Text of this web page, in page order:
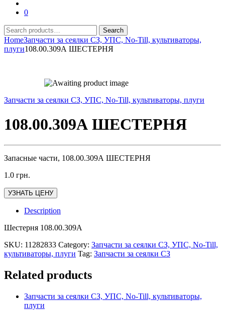
0
Search
for:
Search
HomeЗапчасти за сеялки СЗ, УПС, No-Till, культиваторы,
плуги108.00.309А ШЕСТЕРНЯ
Запчасти за сеялки СЗ, УПС, No-Till, культиваторы, плуги
108.00.309А ШЕСТЕРНЯ
Запасные части, 108.00.309А ШЕСТЕРНЯ
1.0 грн.
УЗНАТЬ ЦЕНУ
Description
Шестерня 108.00.309А
SKU: 11282833 Category: Запчасти за сеялки СЗ, УПС, No-Till,
культиваторы, плуги Tag: Запчасти за сеялки СЗ
Related products
Запчасти за сеялки СЗ, УПС, No-Till, культиваторы,
плуги